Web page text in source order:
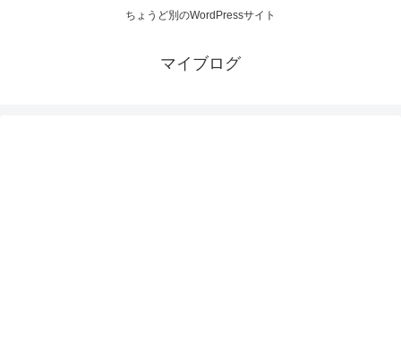
ちょうど別のWordPressサイト
マイブログ